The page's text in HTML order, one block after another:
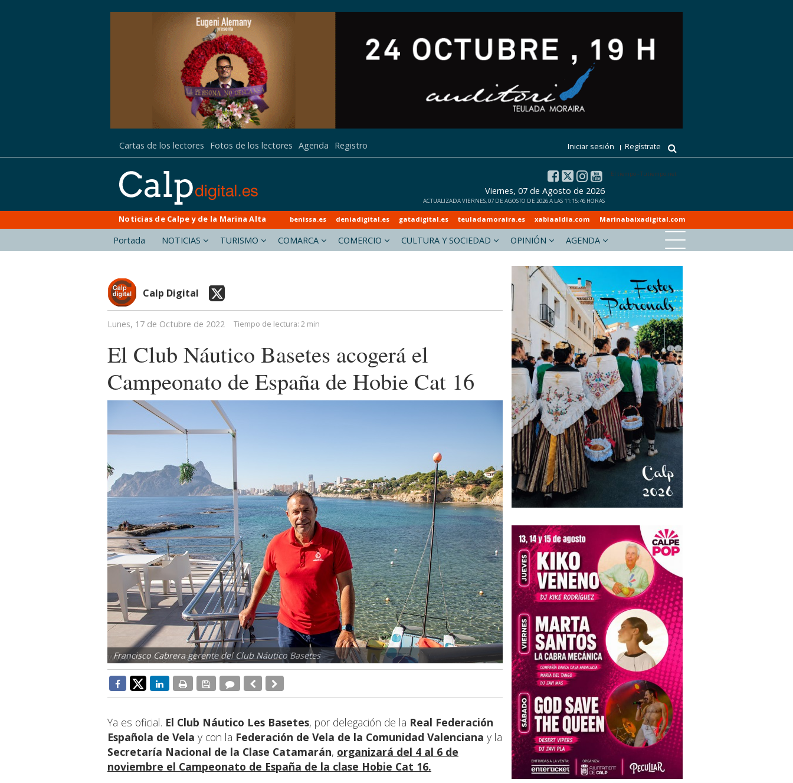
Cartas de los lectores Fotos de los lectores Agenda Registro Iniciar sesión Regístrate
El tiempo - Tutiempo.net
Viernes, 07 de Agosto de 2026
ACTUALIZADA VIERNES, 07 DE AGOSTO DE 2026 A LAS 11:15:46 HORAS
Noticias de Calpe y de la Marina Alta benissa.es deniadigital.es gatadigital.es teuladamoraira.es xabiaaldia.com Marinabaixadigital.com
Portada NOTICIAS TURISMO COMARCA COMERCIO CULTURA Y SOCIEDAD OPINIÓN AGENDA
Calp Digital
Lunes, 17 de Octubre de 2022 Tiempo de lectura: 2 min
El Club Náutico Basetes acogerá el
Campeonato de España de Hobie Cat 16
Francisco Cabrera gerente del Club Náutico Basetes
Ya es oficial. El Club Náutico Les Basetes, por delegación de la Real Federación
Española de Vela y con la Federación de Vela de la Comunidad Valenciana y la
Secretaría Nacional de la Clase Catamarán, organizará del 4 al 6 de
noviembre el Campeonato de España de la clase Hobie Cat 16.